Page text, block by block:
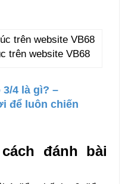
trên website VB68
3/4 là gì? –
để luôn chiến
đánh bài